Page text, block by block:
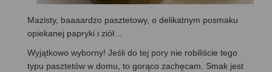
Mazisty, baaaardzo pasztetowy, o delikatnym posmaku
opiekanej papryki i ziół…
Wyjątkowo wyborny! Jeśli do tej pory nie robiliście tego
typu pasztetów w domu, to gorąco zachęcam. Smak jest